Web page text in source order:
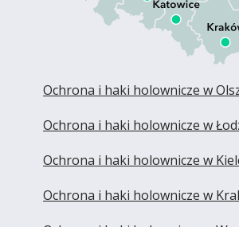
Ochrona i haki holownicze w
Ochrona i haki holownicze w
Ochrona i haki holownicze w
Ochrona i haki holownicze w